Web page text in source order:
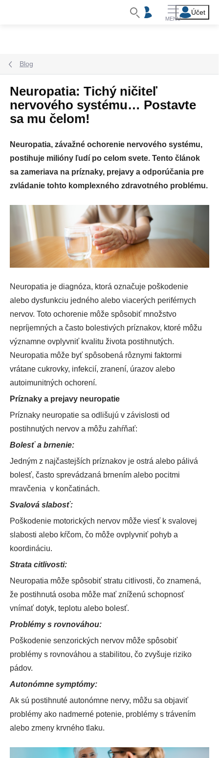
Blog
Neuropatia: Tichý ničiteľ
nervového systému… Postavte
sa mu čelom!
Neuropatia, závažné ochorenie nervového systému,
postihuje milióny ľudí po celom svete. Tento článok
sa zameriava na príznaky, prejavy a odporúčania pre
zvládanie tohto komplexného zdravotného problému.
Neuropatia je diagnóza, ktorá označuje poškodenie
alebo dysfunkciu jedného alebo viacerých periférnych
nervov. Toto ochorenie môže spôsobiť množstvo
nepríjemných a často bolestivých príznakov, ktoré môžu
významne ovplyvniť kvalitu života postihnutých.
Neuropatia môže byť spôsobená rôznymi faktormi
vrátane cukrovky, infekcií, zranení, úrazov alebo
autoimunitných ochorení.
Príznaky a prejavy neuropatie
Príznaky neuropatie sa odlišujú v závislosti od
postihnutých nervov a môžu zahŕňať:
Bolesť a brnenie:
Jedným z najčastejších príznakov je ostrá alebo pálivá
bolesť, často sprevádzaná brnením alebo pocitmi
mravčenia v končatinách.
Svalová slabosť:
Poškodenie motorických nervov môže viesť k svalovej
slabosti alebo kŕčom, čo môže ovplyvniť pohyb a
koordináciu.
Strata citlivosti:
Neuropatia môže spôsobiť stratu citlivosti, čo znamená,
že postihnutá osoba môže mať zníženú schopnosť
vnímať dotyk, teplotu alebo bolesť.
Problémy s rovnováhou:
Poškodenie senzorických nervov môže spôsobiť
problémy s rovnováhou a stabilitou, čo zvyšuje riziko
pádov.
Autonómne symptómy:
Ak sú postihnuté autonómne nervy, môžu sa objaviť
problémy ako nadmerné potenie, problémy s trávením
alebo zmeny krvného tlaku.